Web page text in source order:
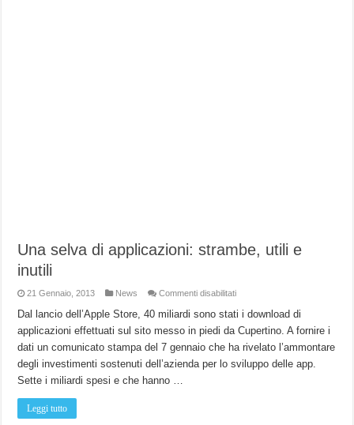
Una selva di applicazioni: strambe, utili e
inutili
21 Gennaio, 2013 News Commenti disabilitatisu
selva
di
applicazioni:
strambe,
utili
inutili
Dal lancio dell’Apple Store, 40 miliardi sono stati i download di
applicazioni effettuati sul sito messo in piedi da Cupertino. A fornire i
dati un comunicato stampa del 7 gennaio che ha rivelato l’ammontare
degli investimenti sostenuti dell’azienda per lo sviluppo delle app.
Sette i miliardi spesi e che hanno …
Leggi tutto